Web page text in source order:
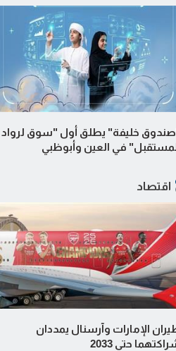
خليفة" يطلق أول "سوق لرواد
في العين وأبوظبي
اقتصاد
الإمارات وآرسنال يمددان
حتى 2033